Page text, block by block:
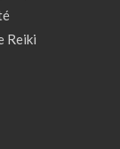
Reiki